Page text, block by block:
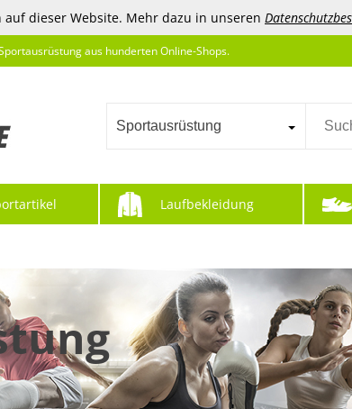
dieser Website. Mehr dazu in unseren
aus hunderten Online-Shops.
Sportausrüstung
Laufbekleidung